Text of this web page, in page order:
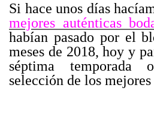
Si hace unos días
mejores auténticas
habían pasado por el
meses de 2018, hoy y
séptima temporada
selección de los mejores